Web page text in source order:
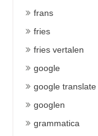
frans
fries
fries vertalen
google
google translate
googlen
grammatica